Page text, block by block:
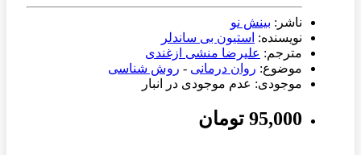
ناشر: بینش نو
نویسنده: استیون بی ساندلر
مترجم: علیرضا منشی ازغندی
موضوع: روان درمانی - روش شناسی
موجودی: عدم موجودی در انبار
95,000 تومان